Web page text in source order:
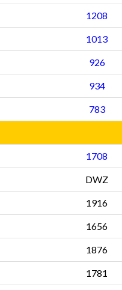
1208
1013
926
934
783
1708
DWZ
1916
1656
1876
1781